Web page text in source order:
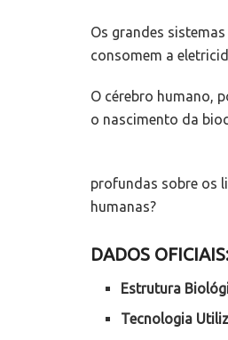
Os grandes
consomem a
O cérebro humano,
o nascimento da
profundas sobre os
humanas?
DADOS
Estrutura
Tecnologia